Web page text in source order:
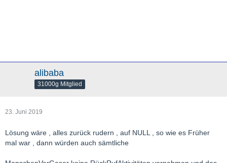
alibaba
31000g Mitglied
23. Juni 2019
Lösung wäre , alles zurück rudern , auf NULL , so wie es Früher
mal war , dann würden auch sämtliche